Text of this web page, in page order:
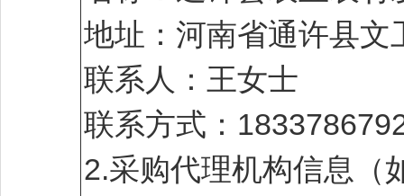
地址：河南省通许县文
联系人：王女士
联系方式：
2.采购代理机构信息（